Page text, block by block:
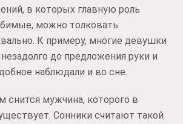
в которых главную роль
можно толковать
К примеру, многие девушки
до предложения руки и
наблюдали и во сне.
мужчина, которого в
Сонники считают такой